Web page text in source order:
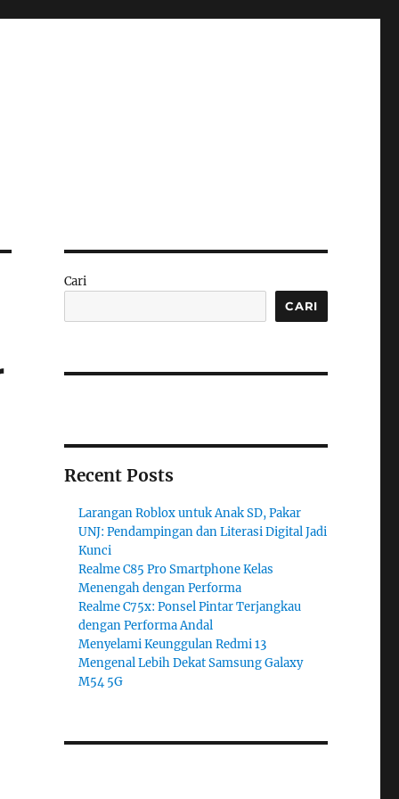
Cari
CARI
Recent Posts
Larangan Roblox untuk Anak SD, Pakar
UNJ: Pendampingan dan Literasi Digital Jadi
Kunci
Realme C85 Pro Smartphone Kelas
Menengah dengan Performa
Realme C75x: Ponsel Pintar Terjangkau
dengan Performa Andal
Menyelami Keunggulan Redmi 13
Mengenal Lebih Dekat Samsung Galaxy
M54 5G